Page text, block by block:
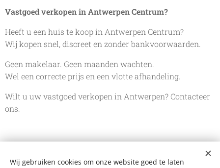
Vastgoed verkopen in Antwerpen Centrum?
Heeft u een huis te koop in Antwerpen Centrum?
Wij kopen snel, discreet en zonder bankvoorwaarden.
Geen makelaar. Geen maanden wachten.
Wel een correcte prijs en een vlotte afhandeling.
Wilt u uw vastgoed verkopen in Antwerpen? Contacteer
ons.
De Vastgoedkoper
Wij gebruiken cookies om onze website goed te laten